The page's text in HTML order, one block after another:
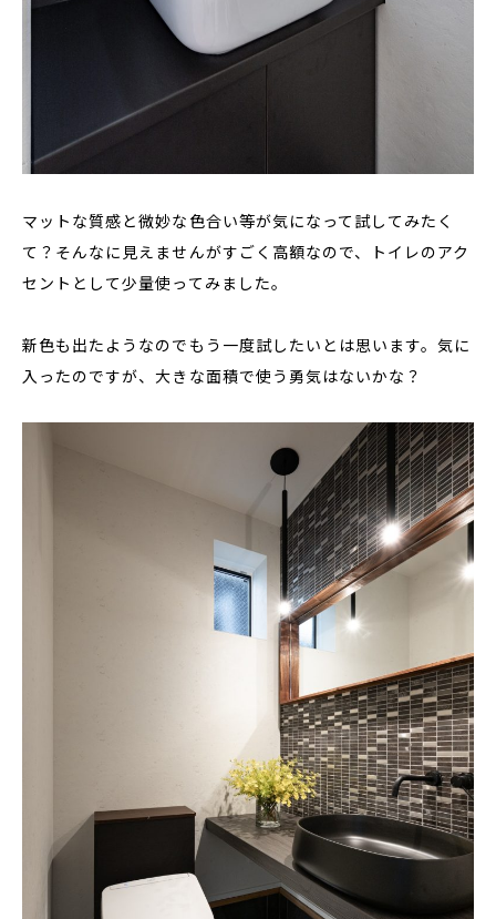
マットな質感と微妙な色合い等が気になって試してみたく
て？そんなに見えませんがすごく高額なので、トイレのアク
セントとして少量使ってみました。
新色も出たようなのでもう一度試したいとは思います。気に
入ったのですが、大きな面積で使う勇気はないかな？